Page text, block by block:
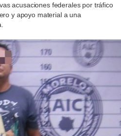
acusaciones federales por tráfico
y apoyo material a una